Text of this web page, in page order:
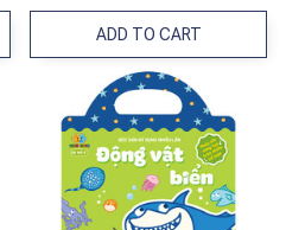
ADD TO CART